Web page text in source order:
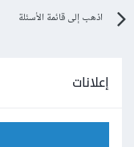
اذهب إلى قائمة الأسئلة
إعلانات